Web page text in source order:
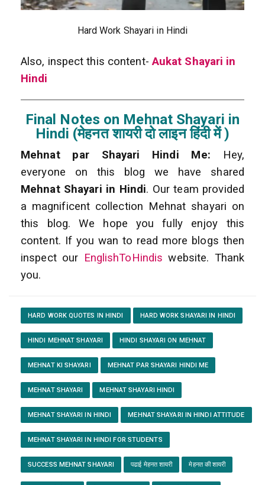
Hard Work Shayari in Hindi
Also, inspect this content-Aukat Shayari in
Hindi
Final Notes on Mehnat Shayari in
Hindi (मेहनत शायरी दो लाइन हिंदी में )
Mehnat par Shayari Hindi Me: Hey,
everyone on this blog we have shared
Mehnat Shayari in Hindi. Our team provided
a magnificent collection Mehnat shayari on
this blog. We hope you fully enjoy this
content. If you wan to read more blogs then
inspect our EnglishToHindis website. Thank
you.
HARD WORK QUOTES IN HINDI HARD WORK SHAYARI IN HINDI
HINDI MEHNAT SHAYARI HINDI SHAYARI ON MEHNAT
MEHNAT KI SHAYARI MEHNAT PAR SHAYARI HINDI ME
MEHNAT SHAYARI MEHNAT SHAYARI HINDI
MEHNAT SHAYARI IN HINDI MEHNAT SHAYARI IN HINDI ATTITUDE
MEHNAT SHAYARI IN HINDI FOR STUDENTS
SUCCESS MEHNAT SHAYARI पढाई मेहनत शायरी मेहनत की शायरी